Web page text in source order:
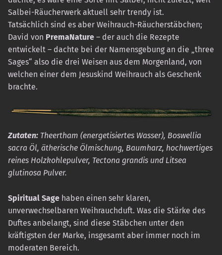
Salbei-Räucherwerk aktuell sehr trendy ist.
Tatsächlich sind es aber Weihrauch-Räucherstäbchen;
David von PremaNature – der auch die Rezepte
entwickelt – dachte bei der Namensgebung an die „three
Sages“ also die drei Weisen aus dem Morgenland, von
welchen einer dem Jesuskind Weihrauch als Geschenk
brachte.
Zutaten: Theertham (energetisiertes Wasser), Boswellia
sacra Öl, ätherische Ölmischung, Baumharz, hochwertiges
reines Holzkohlepulver, Tectona grandis und Litsea
glutinosa Pulver.
Spiritual Sage haben einen sehr klaren,
unverwechselbaren Weihrauchduft. Was die Stärke des
Duftes anbelangt, sind diese Stäbchen unter den
kräftigsten der Marke, insgesamt aber immer noch im
moderaten Bereich.